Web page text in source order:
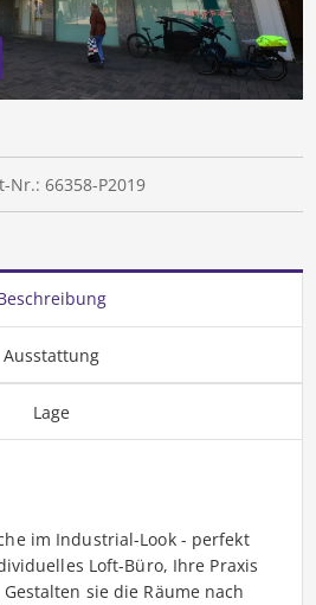
Nr.: 66358-P2019
Ausstattung
Lage
im Industrial-Look - perfekt
Loft-Büro, Ihre Praxis
sie die Räume nach